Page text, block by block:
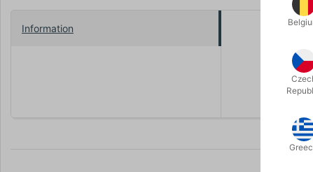
Information
Her i en
Bemærk:
flyve,